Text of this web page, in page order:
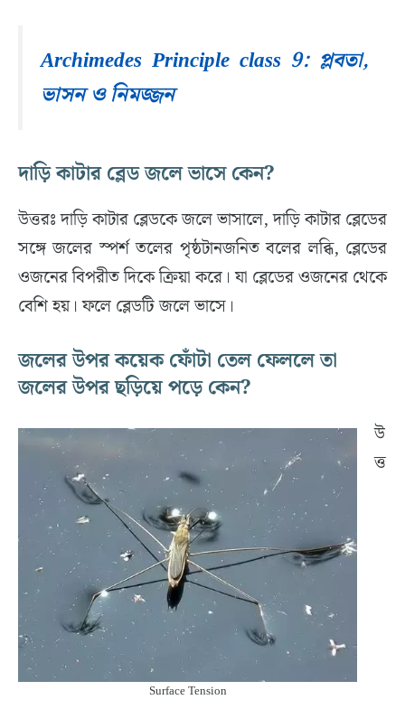
Archimedes Principle class 9: প্লবতা,
ভাসন ও নিমজ্জন
দাড়ি কাটার ব্লেড জলে ভাসে কেন?
উত্তরঃ দাড়ি কাটার ব্লেডকে জলে ভাসালে, দাড়ি কাটার ব্লেডের
সঙ্গে জলের স্পর্শ তলের পৃষ্ঠটানজনিত বলের লব্ধি, ব্লেডের
ওজনের বিপরীত দিকে ক্রিয়া করে। যা ব্লেডের ওজনের থেকে
বেশি হয়। ফলে ব্লেডটি জলে ভাসে।
জলের উপর কয়েক ফোঁটা তেল ফেললে তা
জলের উপর ছড়িয়ে পড়ে কেন?
Surface Tension
উ
ত্ত